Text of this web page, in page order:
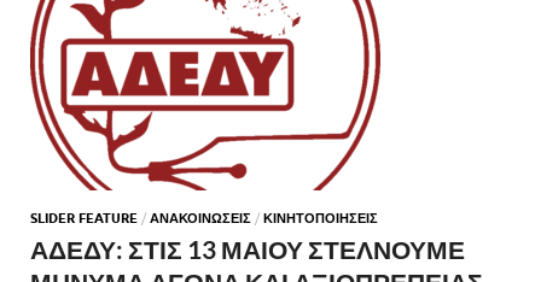
SLIDER FEATURE / ΑΝΑΚΟΙΝΩΣΕΙΣ / ΚΙΝΗΤΟΠΟΙΗΣΕΙΣ
ΑΔΕΔΥ: ΣΤΙΣ 13 ΜΑΙΟΥ ΣΤΕΛΝΟΥΜΕ